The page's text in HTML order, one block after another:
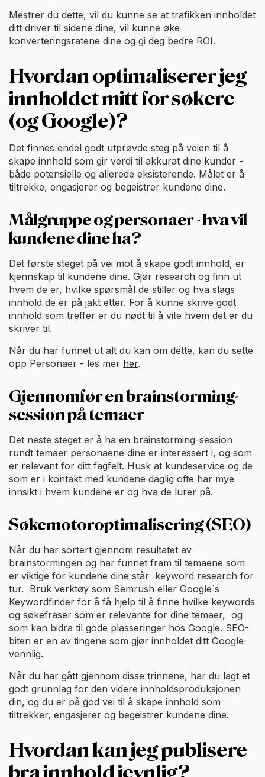
Mestrer du dette, vil du kunne se at trafikken innholdet
ditt driver til sidene dine, vil kunne øke
konverteringsratene dine og gi deg bedre ROI.
Hvordan optimaliserer jeg
innholdet mitt for søkere
(og Google)?
Det finnes endel godt utprøvde steg på veien til å
skape innhold som gir verdi til akkurat dine kunder -
både potensielle og allerede eksisterende. Målet er å
tiltrekke, engasjerer og begeistrer kundene dine.
Målgruppe og personaer - hva vil
kundene dine ha?
Det første steget på vei mot å skape godt innhold, er
kjennskap til kundene dine. Gjør research og finn ut
hvem de er, hvilke spørsmål de stiller og hva slags
innhold de er på jakt etter. For å kunne skrive godt
innhold som treffer er du nødt til å vite hvem det er du
skriver til.
Når du har funnet ut alt du kan om dette, kan du sette
opp Personaer - les mer her.
Gjennomfør en brainstorming-
session på temaer
Det neste steget er å ha en brainstorming-session
rundt temaer personaene dine er interessert i, og som
er relevant for ditt fagfelt. Husk at kundeservice og de
som er i kontakt med kundene daglig ofte har mye
innsikt i hvem kundene er og hva de lurer på.
Søkemotoroptimalisering (SEO)
Når du har sortert gjennom resultatet av
brainstormingen og har funnet fram til temaene som
er viktige for kundene dine står keyword research for
tur. Bruk verktøy som Semrush eller Google´s
Keywordfinder for å få hjelp til å finne hvilke keywords
og søkefraser som er relevante for dine temaer, og
som kan bidra til gode plasseringer hos Google. SEO-
biten er en av tingene som gjør innholdet ditt Google-
vennlig.
Når du har gått gjennom disse trinnene, har du lagt et
godt grunnlag for den videre innholdsproduksjonen
din, og du er på god vei til å skape innhold som
tiltrekker, engasjerer og begeistrer kundene dine.
Hvordan kan jeg publisere